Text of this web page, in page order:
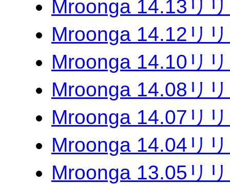
Mroonga 14.13リ
Mroonga 14.12リ
Mroonga 14.10リ
Mroonga 14.08リ
Mroonga 14.07リ
Mroonga 14.04リ
Mroonga 13.05リ